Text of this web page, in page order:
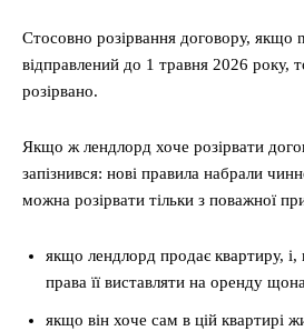
Стосовно розірвання договору, якщо
відправлений до 1 травня 2026 року,
розірвано.
Якщо ж лендлорд хоче розірвати
запізнився: нові правила набрали
можна розірвати тільки з поважної
якщо лендлорд продає квартиру, і,
права її виставляти на оренду
якщо він хоче сам в цій квартирі